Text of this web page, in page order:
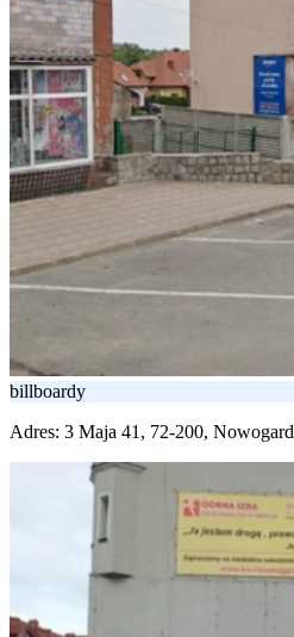
billboardy
Adres: 3 Maja 41, 72-200, Nowogard